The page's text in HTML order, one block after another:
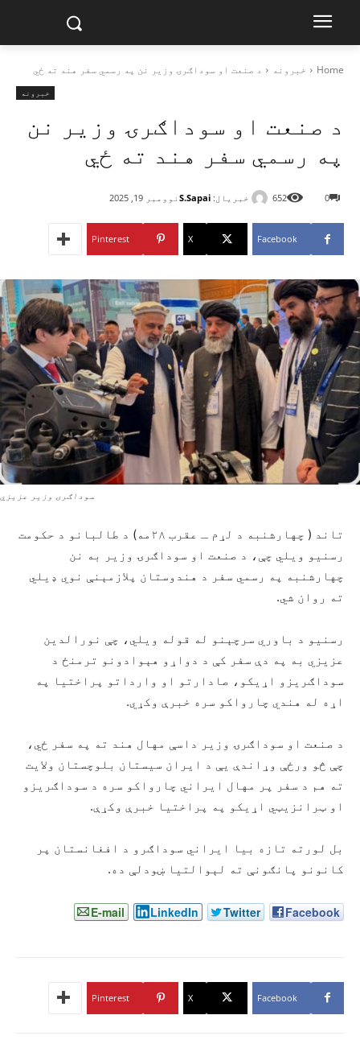
Home خبرونه د صنعت او سوداګرۍ وزیر نن په رسمي سفر هند ته ځي
خبرونه
د صنعت او سوداګرۍ وزیر نن
په رسمي سفر هند ته ځي
خبریال: S.Sapai نوومبر 19, 2025 0
652
Facebook
X
Pinterest
سوداګرۍ وزیر عزیزي
‏تاند ( چهارشنبه د لړم ـ عقرب ۲۸مه) د طالبانو د حکومت
رسنیو ویلي چې، د صنعت او سوداګرۍ وزیر به نن
چهارشنبه په رسمي سفر د هندوستان پلازمېنې نوي ډیلي
ته روان شي.
رسنیو د باوري سرچېنو له قوله ویلي، چې نورالدین
عزیزي به په دې سفر کې د دواړو هېوادونو ترمنځ د
سوداګریزو اړیکو، صادارتو او وارداتو پراختیا په
اړه له هندي چارواکو سره خبرې وکړي.
د صنعت او سوداګرۍ وزیر داسې مهال هند ته په سفر ځي،
چې څو ورځې وړاندې یې د ایران سیستان بلوچستان ولایت
ته هم د سفر پر مهال ایراني چارواکو سره د سوداګریزو
او ټرانزیټي اړیکو په پراختیا خبرې وکړې.
بل لورته تازه بیا ایراني سوداګرو د افغانستان پر
کانونو پانګونې ته لېوالتیا ښودلې ده.
Facebook
Twitter
LinkedIn
E-mail
Facebook
X
Pinterest